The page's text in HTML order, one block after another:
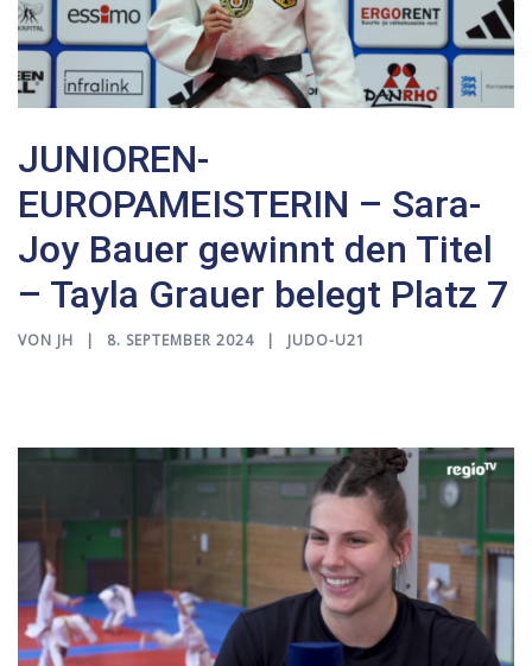
JUNIOREN-
EUROPAMEISTERIN – Sara-
Joy Bauer gewinnt den Titel
– Tayla Grauer belegt Platz 7
VON JH 8. SEPTEMBER 2024 JUDO-U21